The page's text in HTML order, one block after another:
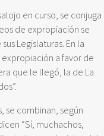
en curso, se conjuga
de expropiación se
Legislaturas. En la
a favor de
que le llegó, la de La
se combinan, según
“Sí, muchachos,